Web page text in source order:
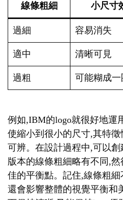
線條粗細 小尺寸
過細 容易消失
適中 清晰可見
過粗 可能糊成一
例如,IBM的logo就很好地運
使縮小到很小的尺寸,其特
可辨。在設計過程中,可以創
版本的線條粗細略有不同,
佳的平衡點。記住,線條粗
還會影響整體的視覺平衡和